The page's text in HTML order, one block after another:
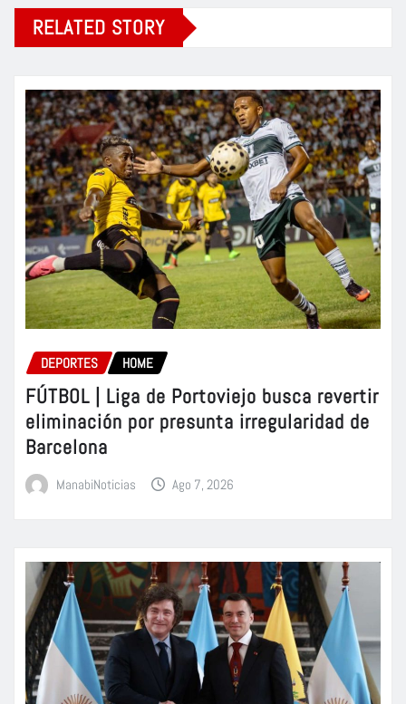
RELATED STORY
DEPORTES HOME
FÚTBOL | Liga de Portoviejo busca revertir
eliminación por presunta irregularidad de
Barcelona
ManabiNoticias Ago 7, 2026